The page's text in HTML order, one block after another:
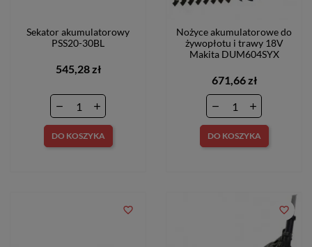
Sekator akumulatorowy
PSS20-30BL
545,28 zł
DO KOSZYKA
Nożyce akumulatorowe do
żywopłotu i trawy 18V
Makita DUM604SYX
671,66 zł
DO KOSZYKA
favorite_border favorite_border